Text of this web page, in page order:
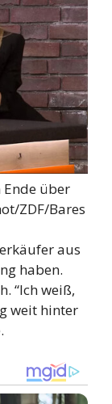
über
ZDF/Bares
aus
haben.
“Ich weiß,
weit hinter